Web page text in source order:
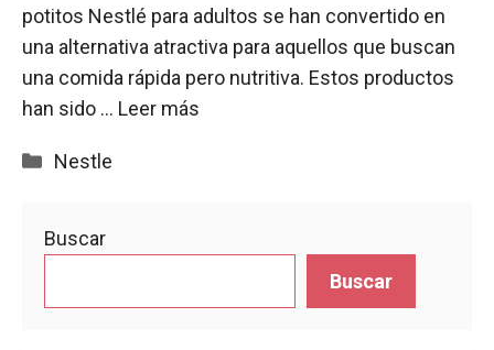
potitos Nestlé para adultos se han convertido en
una alternativa atractiva para aquellos que buscan
una comida rápida pero nutritiva. Estos productos
han sido … Leer más
Categorías
Nestle
Buscar
Buscar